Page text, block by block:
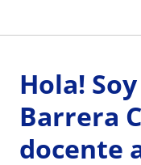
Hola!
Barrera
docente